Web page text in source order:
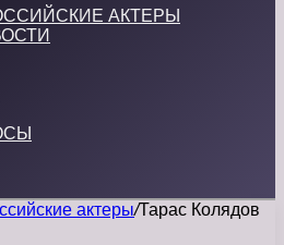
АКТЕРЫ
актеры/Тарас Колядов